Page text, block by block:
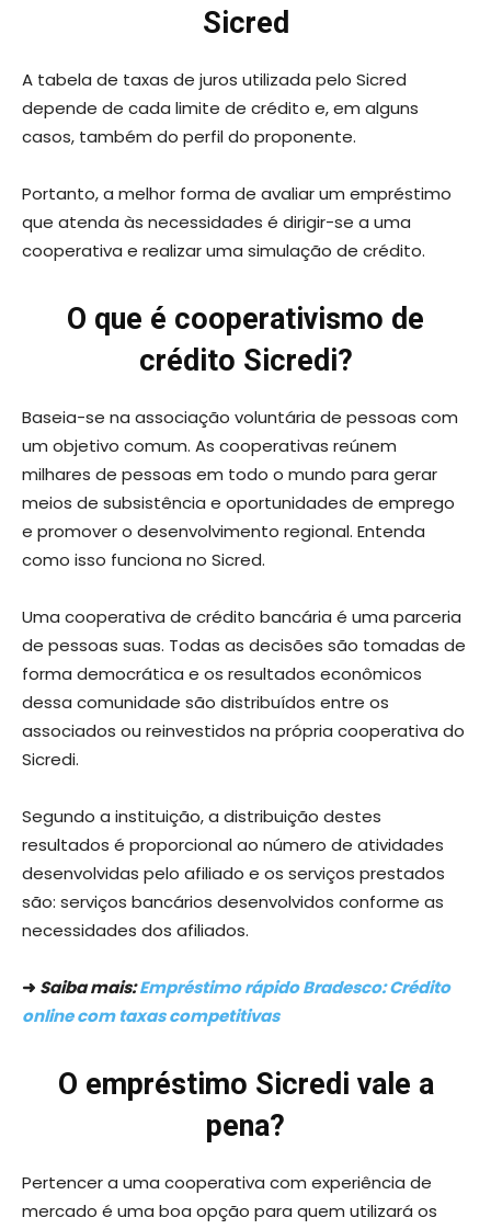
Sicred
A tabela de taxas de juros utilizada pelo Sicred
depende de cada limite de crédito e, em alguns
casos, também do perfil do proponente.
Portanto, a melhor forma de avaliar um empréstimo
que atenda às necessidades é dirigir-se a uma
cooperativa e realizar uma simulação de crédito.
O que é cooperativismo de
crédito Sicredi?
Baseia-se na associação voluntária de pessoas com
um objetivo comum. As cooperativas reúnem
milhares de pessoas em todo o mundo para gerar
meios de subsistência e oportunidades de emprego
e promover o desenvolvimento regional. Entenda
como isso funciona no Sicred.
Uma cooperativa de crédito bancária é uma parceria
de pessoas suas. Todas as decisões são tomadas de
forma democrática e os resultados econômicos
dessa comunidade são distribuídos entre os
associados ou reinvestidos na própria cooperativa do
Sicredi.
Segundo a instituição, a distribuição destes
resultados é proporcional ao número de atividades
desenvolvidas pelo afiliado e os serviços prestados
são: serviços bancários desenvolvidos conforme as
necessidades dos afiliados.
➜ Saiba mais:Empréstimo rápido Bradesco: Crédito
online com taxas competitivas
O empréstimo Sicredi vale a
pena?
Pertencer a uma cooperativa com experiência de
mercado é uma boa opção para quem utilizará os